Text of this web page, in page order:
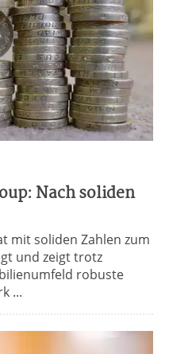
Nach soliden
mit soliden Zahlen zum
und zeigt trotz
robuste
...